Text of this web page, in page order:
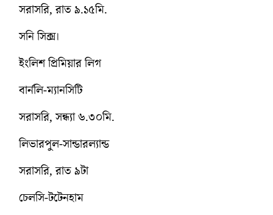
সরাসরি, রাত ৯.১৫মি.
সনি সিক্স।
ইংলিশ প্রিমিয়ার লিগ
বার্নলি-ম্যানসিটি
সরাসরি, সন্ধ্যা ৬.৩০মি.
লিভারপুল-সান্ডারল্যান্ড
সরাসরি, রাত ৯টা
চেলসি-টটেনহাম